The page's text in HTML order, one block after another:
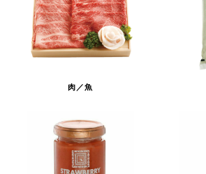
肉／魚